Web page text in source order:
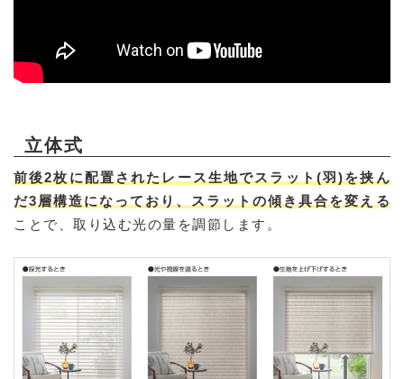
立体式
前後2枚に配置されたレース生地でスラット(羽)を挟ん
だ3層構造になっており、スラットの傾き具合を変える
ことで、取り込む光の量を調節します。